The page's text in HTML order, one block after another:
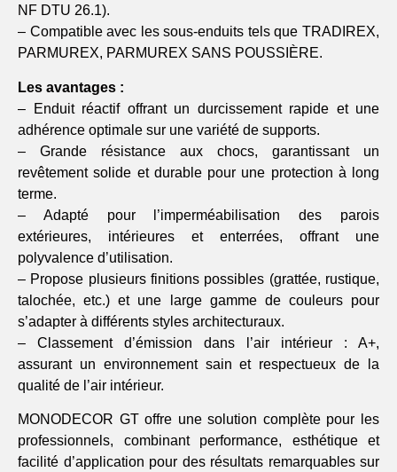
NF DTU 26.1).
– Compatible avec les sous-enduits tels que TRADIREX,
PARMUREX, PARMUREX SANS POUSSIÈRE.
Les avantages :
– Enduit réactif offrant un durcissement rapide et une
adhérence optimale sur une variété de supports.
– Grande résistance aux chocs, garantissant un
revêtement solide et durable pour une protection à long
terme.
– Adapté pour l’imperméabilisation des parois
extérieures, intérieures et enterrées, offrant une
polyvalence d’utilisation.
– Propose plusieurs finitions possibles (grattée, rustique,
talochée, etc.) et une large gamme de couleurs pour
s’adapter à différents styles architecturaux.
– Classement d’émission dans l’air intérieur : A+,
assurant un environnement sain et respectueux de la
qualité de l’air intérieur.
MONODECOR GT offre une solution complète pour les
professionnels, combinant performance, esthétique et
facilité d’application pour des résultats remarquables sur